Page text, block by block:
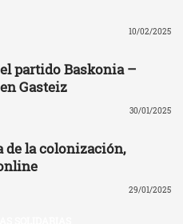
10/02/2025
partido Baskonia –
Gasteiz
30/01/2025
de la colonización,
29/01/2025